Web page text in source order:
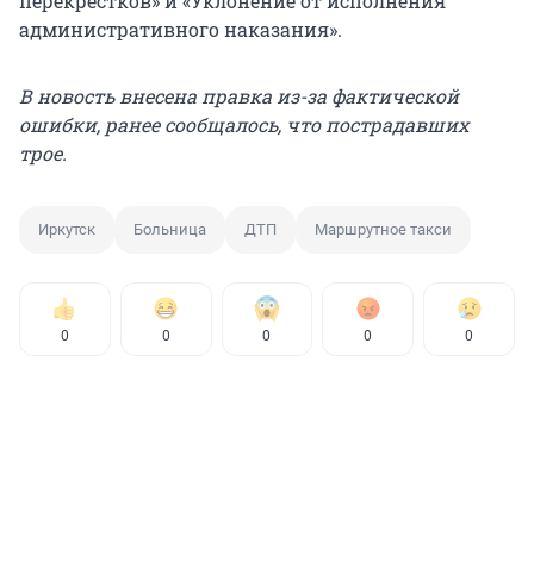
административного наказания».
В новость внесена правка из-за фактической
ошибки, ранее сообщалось, что пострадавших
трое.
Иркутск Больница ДТП Маршрутное такси
0 0 0 0 0